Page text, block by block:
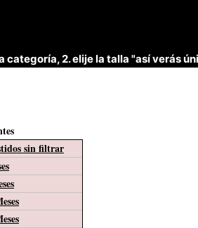
categoría, 2. elije la talla "así verás
sin filtrar